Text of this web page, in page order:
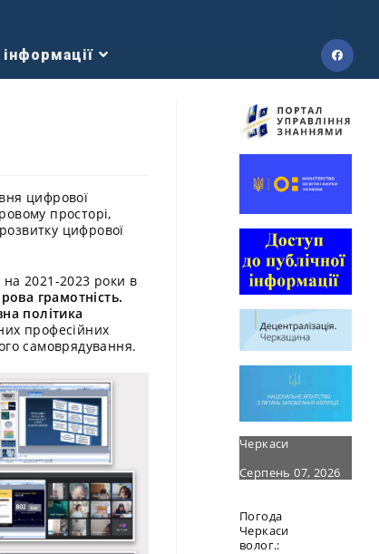
цифрової
просторі,
цифрової
на 2021-2023 роки в
грамотність.
політика
професійних
самоврядування.
Черкаси
Серпень 07, 2026
Погода
Черкаси
волог.: